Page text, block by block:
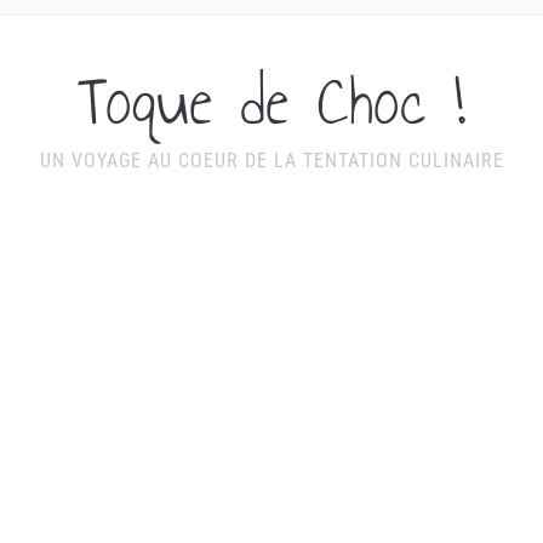
Toque de Choc !
UN VOYAGE AU COEUR DE LA TENTATION CULINAIRE